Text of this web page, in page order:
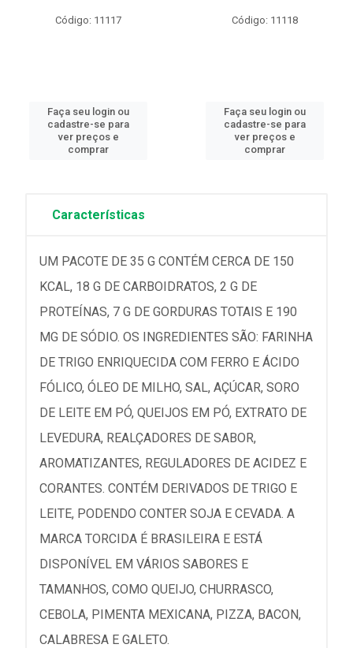
Código: 11117
Faça seu login ou
cadastre-se para
ver preços e
comprar
Código: 11118
Faça seu login ou
cadastre-se para
ver preços e
comprar
Características
UM PACOTE DE 35 G CONTÉM CERCA DE 150
KCAL, 18 G DE CARBOIDRATOS, 2 G DE
PROTEÍNAS, 7 G DE GORDURAS TOTAIS E 190
MG DE SÓDIO. OS INGREDIENTES SÃO: FARINHA
DE TRIGO ENRIQUECIDA COM FERRO E ÁCIDO
FÓLICO, ÓLEO DE MILHO, SAL, AÇÚCAR, SORO
DE LEITE EM PÓ, QUEIJOS EM PÓ, EXTRATO DE
LEVEDURA, REALÇADORES DE SABOR,
AROMATIZANTES, REGULADORES DE ACIDEZ E
CORANTES. CONTÉM DERIVADOS DE TRIGO E
LEITE, PODENDO CONTER SOJA E CEVADA. A
MARCA TORCIDA É BRASILEIRA E ESTÁ
DISPONÍVEL EM VÁRIOS SABORES E
TAMANHOS, COMO QUEIJO, CHURRASCO,
CEBOLA, PIMENTA MEXICANA, PIZZA, BACON,
CALABRESA E GALETO.